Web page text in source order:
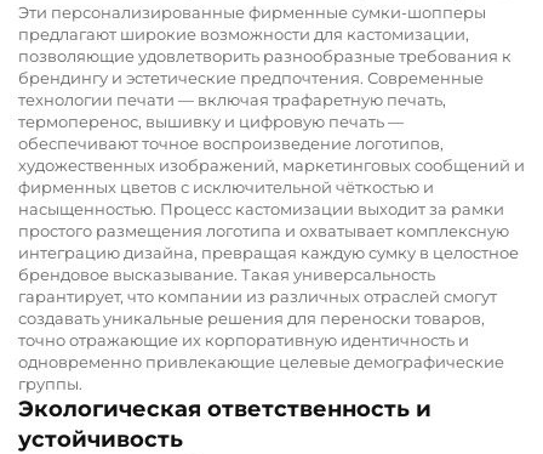
Эти персонализированные фирменные сумки-шопперы
предлагают широкие возможности для кастомизации,
позволяющие удовлетворить разнообразные требования к
брендингу и эстетические предпочтения. Современные
технологии печати — включая трафаретную печать,
термоперенос, вышивку и цифровую печать —
обеспечивают точное воспроизведение логотипов,
художественных изображений, маркетинговых сообщений и
фирменных цветов с исключительной чёткостью и
насыщенностью. Процесс кастомизации выходит за рамки
простого размещения логотипа и охватывает комплексную
интеграцию дизайна, превращая каждую сумку в целостное
брендовое высказывание. Такая универсальность
гарантирует, что компании из различных отраслей смогут
создавать уникальные решения для переноски товаров,
точно отражающие их корпоративную идентичность и
одновременно привлекающие целевые демографические
группы.
Экологическая ответственность и
устойчивость